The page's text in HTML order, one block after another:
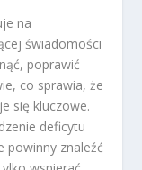
na
świadomości
poprawić
co sprawia, że
się kluczowe.
deficytu
powinny znaleźć